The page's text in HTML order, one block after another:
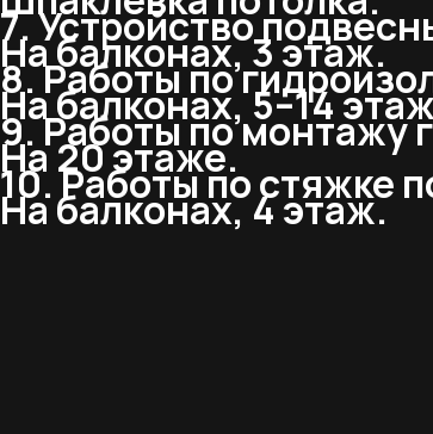
7. Устройство
На балконах, 3 этаж.
8. Работы по
На балконах, 5–14
9. Работы по монтажу
На 20 этаже.
10. Работы по стяжке
На балконах, 4 этаж.